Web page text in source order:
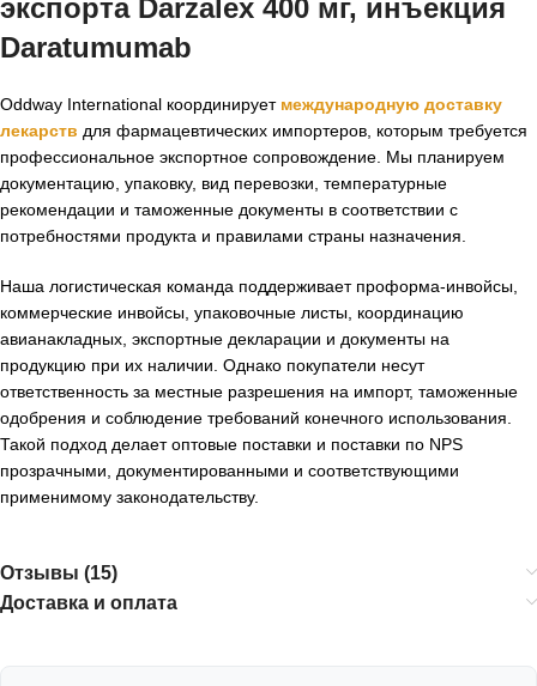
экспорта Darzalex 400 мг, инъекция
Daratumumab
Oddway International координирует международную доставку
лекарств для фармацевтических импортеров, которым требуется
профессиональное экспортное сопровождение. Мы планируем
документацию, упаковку, вид перевозки, температурные
рекомендации и таможенные документы в соответствии с
потребностями продукта и правилами страны назначения.
Наша логистическая команда поддерживает проформа-инвойсы,
коммерческие инвойсы, упаковочные листы, координацию
авианакладных, экспортные декларации и документы на
продукцию при их наличии. Однако покупатели несут
ответственность за местные разрешения на импорт, таможенные
одобрения и соблюдение требований конечного использования.
Такой подход делает оптовые поставки и поставки по NPS
прозрачными, документированными и соответствующими
применимому законодательству.
Отзывы (15)
Доставка и оплата